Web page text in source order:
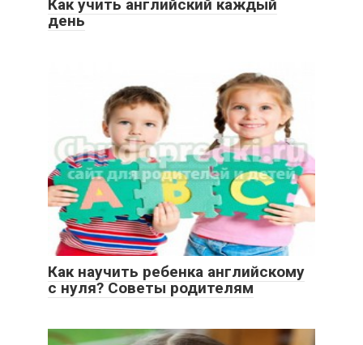
Как учить английский каждый
день
Как научить ребенка английскому
с нуля? Советы родителям